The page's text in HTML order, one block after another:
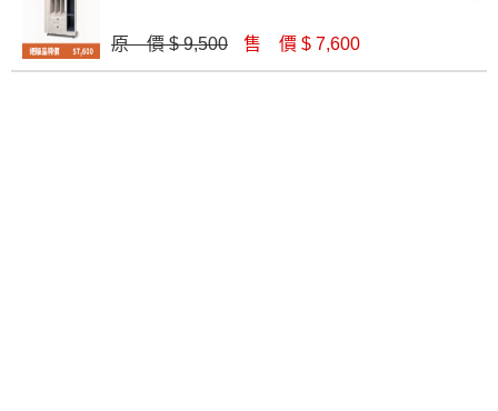
$ 2,900
原 價 $ 9,500 售 價 $ 7,600